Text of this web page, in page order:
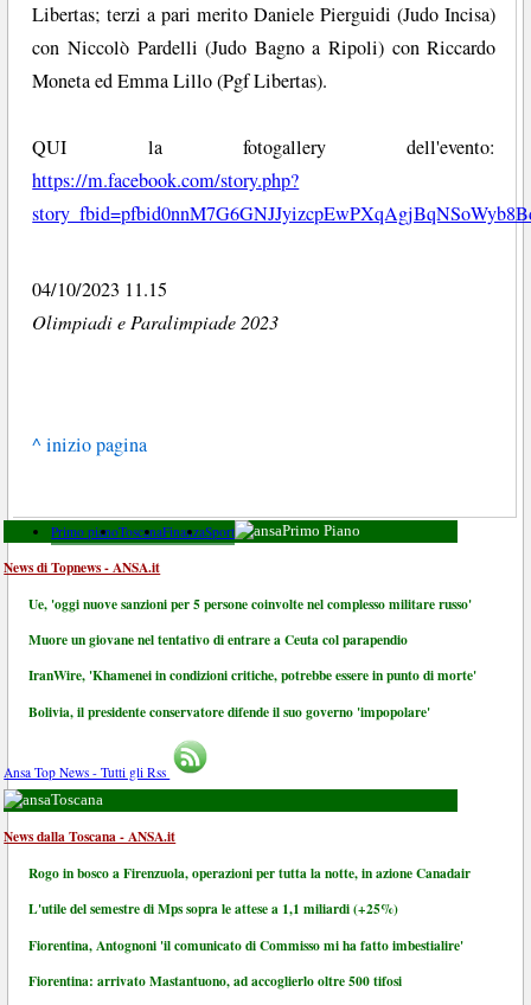
Libertas; terzi a pari merito Daniele Pierguidi (Judo Incisa)
con Niccolò Pardelli (Judo Bagno a Ripoli) con Riccardo
Moneta ed Emma Lillo (Pgf Libertas).
QUI la fotogallery dell'evento:
https://m.facebook.com/story.php?
04/10/2023 11.15
Olimpiadi e Paralimpiade 2023
^ inizio pagina
Primo pianoToscanaFinanzaSport Primo Piano
News di Topnews - ANSA.it
Ue, 'oggi nuove sanzioni per 5 persone coinvolte nel complesso militare russo'
Muore un giovane nel tentativo di entrare a Ceuta col parapendio
IranWire, 'Khamenei in condizioni critiche, potrebbe essere in punto di morte'
Bolivia, il presidente conservatore difende il suo governo 'impopolare'
Ansa Top News - Tutti gli Rss
Toscana
News dalla Toscana - ANSA.it
Rogo in bosco a Firenzuola, operazioni per tutta la notte, in azione Canadair
L'utile del semestre di Mps sopra le attese a 1,1 miliardi (+25%)
Fiorentina, Antognoni 'il comunicato di Commisso mi ha fatto imbestialire'
Fiorentina: arrivato Mastantuono, ad accoglierlo oltre 500 tifosi